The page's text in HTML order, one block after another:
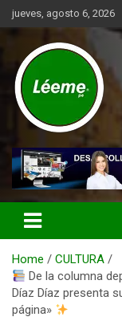
Skip
to
jueves, agosto 6, 2026
Léeme.pe
Noticias de
negocios a nivel de
de alcance nacional.
Home
CULTURA
De la columna
Díaz Díaz presenta
página»